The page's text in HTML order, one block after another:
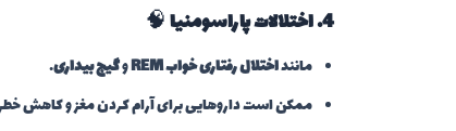
4. اختلالات پاراسومنیا 🧠
ماننداختلال رفتاری خواب REM وگیج بیداری.
ممکن است داروهایی برای آرام کردن مغز و کاهش